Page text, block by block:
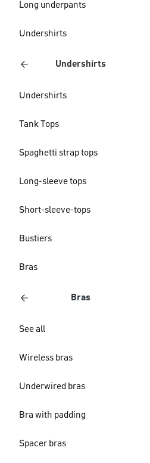
Long underpants
Undershirts
Undershirts
Undershirts
Tank Tops
Spaghetti strap tops
Long-sleeve tops
Short-sleeve-tops
Bustiers
Bras
Bras
See all
Wireless bras
Underwired bras
Bra with padding
Spacer bras